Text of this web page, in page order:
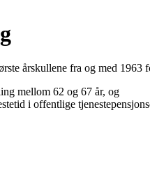
årskullene fra og med 1963
mellom 62 og 67 år, og
i offentlige